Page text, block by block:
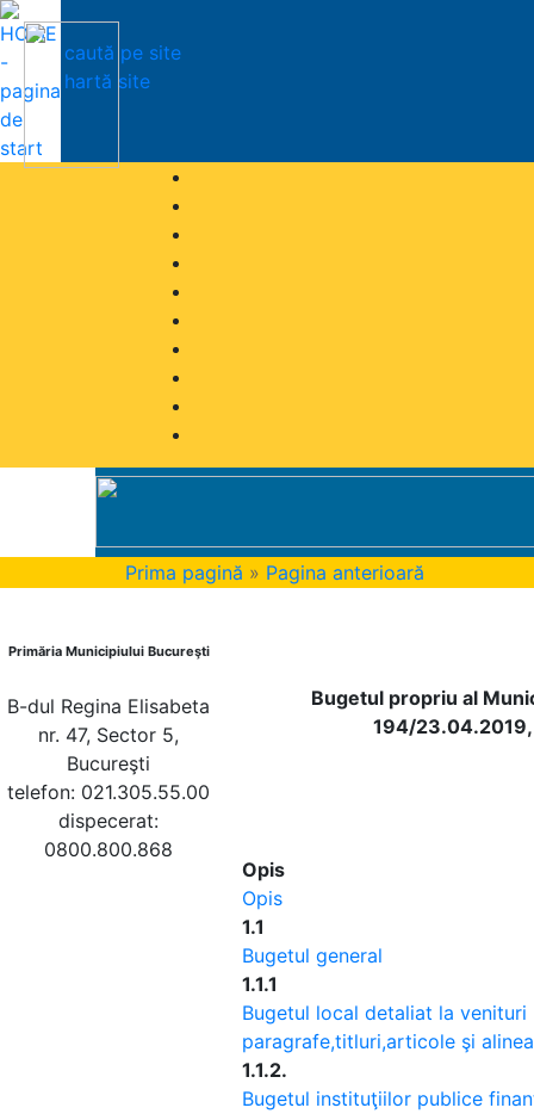
caută pe site
hartă site
Prima pagină » Pagina anterioară
Primăria Municipiului Bucureşti
B-dul Regina Elisabeta
nr. 47, Sector 5,
Bucureşti
telefon: 021.305.55.00
dispecerat:
0800.800.868
Bugetul propriu al
194/
Opis
Opis
1.1
Bugetul general
1.1.1
Bugetul local detaliat la
paragrafe,titluri,articole şi
1.1.2.
Bugetul instituţiilor publice